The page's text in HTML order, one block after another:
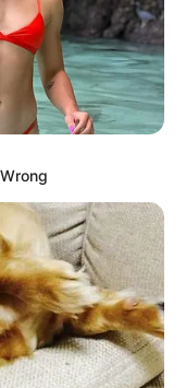
perd soudain
pire moment.
un poste
pour lui.
à se méfier